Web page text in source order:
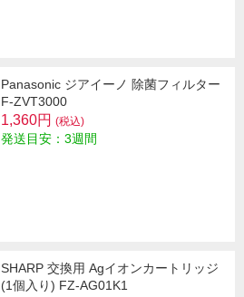
Panasonic ジアイーノ 除菌フィルター
F-ZVT3000
1,360円 (税込)
発送目安：3週間
SHARP 交換用 Agイオンカートリッジ
(1個入り) FZ-AG01K1